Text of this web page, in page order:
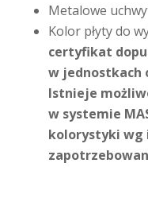
Metalowe
Kolor płyty do
certyfikat
w jednostkach
Istnieje
w systemie
kolorystyki wg